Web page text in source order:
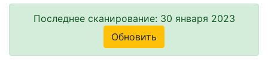
Последнее сканирование: 30 января 2023
Обновить